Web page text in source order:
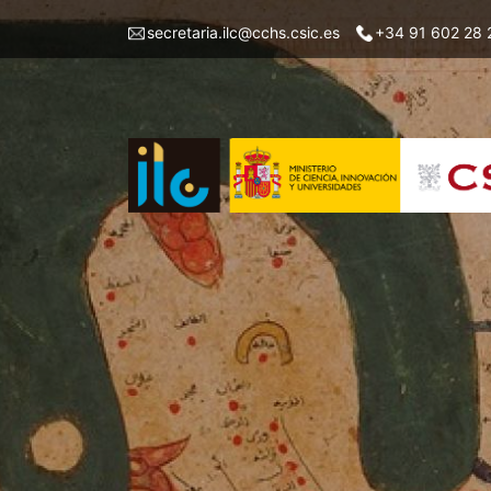
Skip
Menu
secretaria.ilc@cchs.csic.es +34 91 602 28